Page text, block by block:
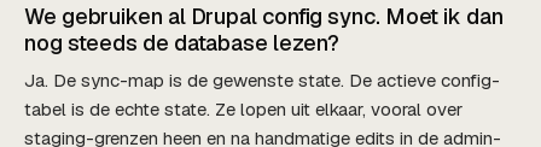
We gebruiken al Drupal config sync. Moet ik dan
nog steeds de database lezen?
Ja. De sync-map is de gewenste state. De actieve config-
tabel is de echte state. Ze lopen uit elkaar, vooral over
staging-grenzen heen en na handmatige edits in de admin-